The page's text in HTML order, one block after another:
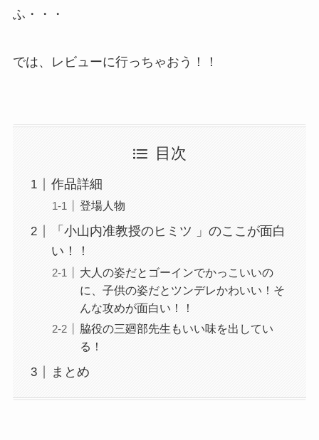
ふ・・・
では、レビューに行っちゃおう！！
目次
作品詳細
登場人物
「小山内准教授のヒミツ 」のここが面白
い！！
大人の姿だとゴーインでかっこいいの
に、子供の姿だとツンデレかわいい！そ
んな攻めが面白い！！
脇役の三廻部先生もいい味を出してい
る！
まとめ